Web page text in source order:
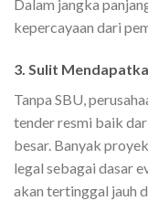
Dalam jangka
kepercayaan dari
3. Sulit
Tanpa SBU,
tender resmi baik
besar. Banyak
legal sebagai dasar
akan tertinggal jauh